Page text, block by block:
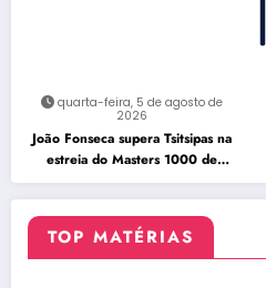
quarta-feira, 5 de agosto de
2026
João Fonseca supera Tsitsipas na
estreia do Masters 1000 de
Montreal
TOP MATÉRIAS